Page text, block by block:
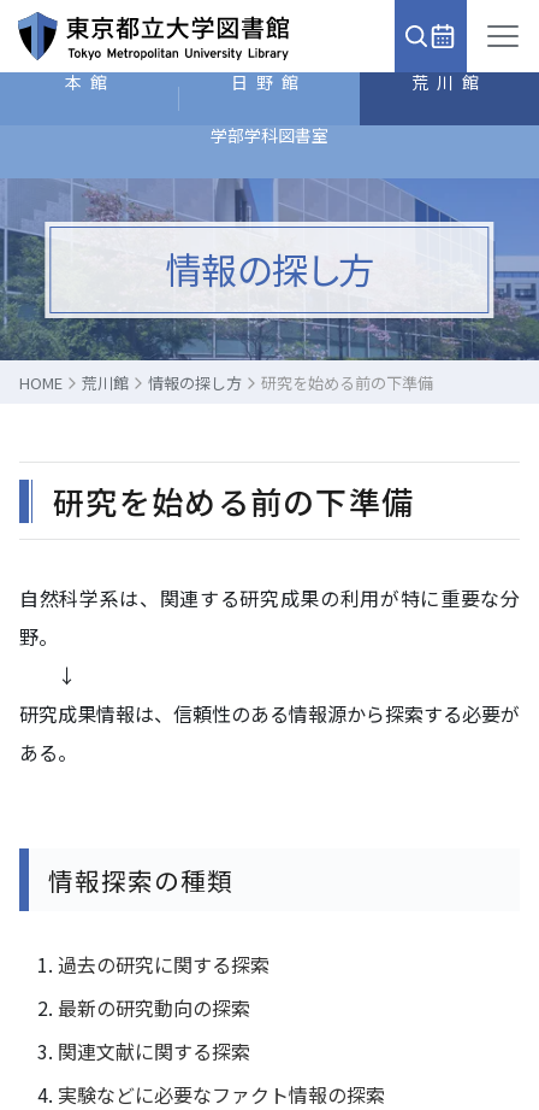
本館 日野館 荒川館
学部学科図書室
情報の探し方
HOME 荒川館 情報の探し方 研究を始める前の下準備
研究を始める前の下準備
自然科学系は、関連する研究成果の利用が特に重要な分
野。
↓
研究成果情報は、信頼性のある情報源から探索する必要が
ある。
情報探索の種類
過去の研究に関する探索
最新の研究動向の探索
関連文献に関する探索
実験などに必要なファクト情報の探索